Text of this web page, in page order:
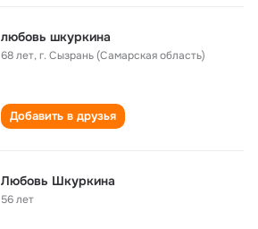
любовь шкуркина
68 лет,г. Сызрань (Самарская область)
Добавить в друзья
Любовь Шкуркина
56 лет